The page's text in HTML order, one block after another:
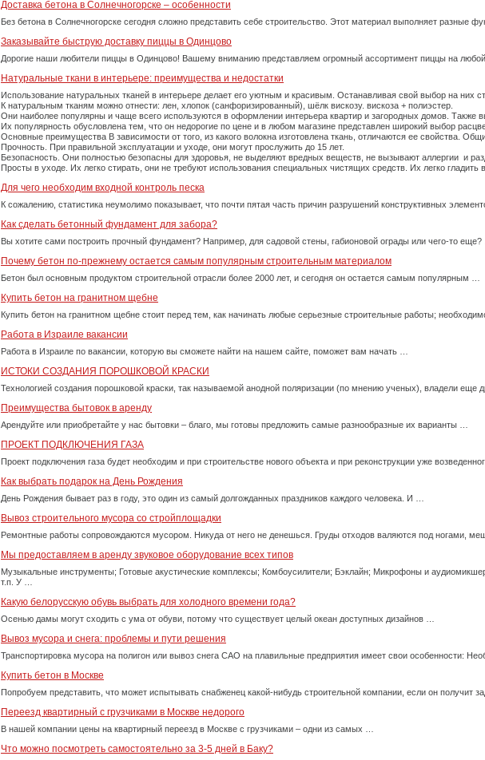
Доставка бетона в Солнечногорске – особенности
Без бетона в Солнечногорске сегодня сложно представить себе строительство. Этот материал выполняет разные
Заказывайте быструю доставку пиццы в Одинцово
Дорогие наши любители пиццы в Одинцово! Вашему вниманию представляем огромный ассортимент пиццы на
Натуральные ткани в интерьере: преимущества и недостатки
Использование натуральных тканей в интерьере делает его уютным и красивым. Останавливая свой выбор на
К натуральным тканям можно отнести: лен, хлопок (санфоризированный), шёлк вискозу. вискоза + полиэстер.
Они наиболее популярны и чаще всего используются в оформлении интерьера квартир и загородных домов. Также
Их популярность обусловлена тем, что он недорогие по цене и в любом магазине представлен широкий выбор
Основные преимущества В зависимости от того, из какого волокна изготовлена ткань, отличаются ее свойства.
Прочность. При правильной эксплуатации и уходе, они могут прослужить до 15 лет.
Безопасность. Они полностью безопасны для здоровья, не выделяют вредных веществ, не вызывают аллергии и
Просты в уходе. Их легко стирать, они не требуют использования специальных чистящих средств. Их легко
Для чего необходим входной контроль песка
К сожалению, статистика неумолимо показывает, что почти пятая часть причин разрушений конструктивных
Как сделать бетонный фундамент для забора?
Вы хотите сами построить прочный фундамент? Например, для садовой стены, габионовой ограды или чего-то еще?
Почему бетон по-прежнему остается самым популярным строительным материалом
Бетон был основным продуктом строительной отрасли более 2000 лет, и сегодня он остается самым популярным …
Купить бетон на гранитном щебне
Купить бетон на гранитном щебне стоит перед тем, как начинать любые серьезные строительные работы;
Работа в Израиле вакансии
Работа в Израиле по вакансии, которую вы сможете найти на нашем сайте, поможет вам начать …
ИСТОКИ СОЗДАНИЯ ПОРОШКОВОЙ КРАСКИ
Технологией создания порошковой краски, так называемой анодной поляризации (по мнению ученых), владели еще
Преимущества бытовок в аренду
Арендуйте или приобретайте у нас бытовки – благо, мы готовы предложить самые разнообразные их варианты …
ПРОЕКТ ПОДКЛЮЧЕНИЯ ГАЗА
Проект подключения газа будет необходим и при строительстве нового объекта и при реконструкции уже
Как выбрать подарок на День Рождения
День Рождения бывает раз в году, это один из самый долгожданных праздников каждого человека. И …
Вывоз строительного мусора со стройплощадки
Ремонтные работы сопровождаются мусором. Никуда от него не денешься. Груды отходов валяются под ногами,
Мы предоставляем в аренду звуковое оборудование всех типов
Музыкальные инструменты; Готовые акустические комплексы; Комбоусилители; Бэклайн; Микрофоны и
т.п. У …
Какую белорусскую обувь выбрать для холодного времени года?
Осенью дамы могут сходить с ума от обуви, потому что существует целый океан доступных дизайнов …
Вывоз мусора и снега: проблемы и пути решения
Транспортировка мусора на полигон или вывоз снега САО на плавильные предприятия имеет свои особенности:
Купить бетон в Москве
Попробуем представить, что может испытывать снабженец какой-нибудь строительной компании, если он получит
Переезд квартирный с грузчиками в Москве недорого
В нашей компании цены на квартирный переезд в Москве с грузчиками – одни из самых …
Что можно посмотреть самостоятельно за 3-5 дней в Баку?